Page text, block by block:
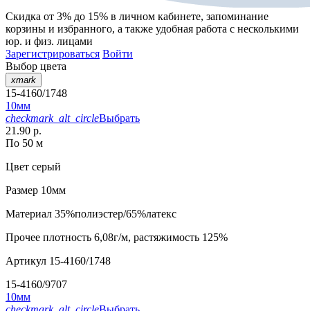
Скидка от 3% до 15% в личном кабинете, запоминание
корзины и избранного, а также удобная работа с несколькими
юр. и физ. лицами
Зарегистрироваться Войти
Выбор цвета
xmark
15-4160/1748
10мм
checkmark_alt_circleВыбрать
21.90 р.
По 50 м
Цвет серый
Размер 10мм
Материал 35%полиэстер/65%латекс
Прочее плотность 6,08г/м, растяжимость 125%
Артикул 15-4160/1748
15-4160/9707
10мм